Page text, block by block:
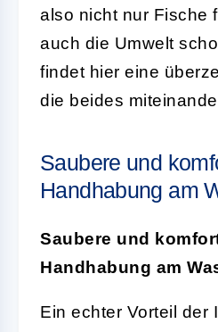
also nicht nur Fische
auch die Umwelt
findet hier eine
die beides
Saubere und
Handhabung am
Saubere und
Handhabung am
Ein echter Vorteil der